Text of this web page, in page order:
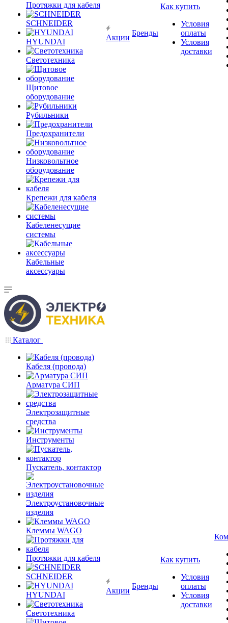
Протяжки для кабеля
SCHNEIDER
HYUNDAI
Светотехника
Щитовое
оборудование
Рубильники
Предохранители
Низковольтное
оборудование
Крепежи для кабеля
Кабеленесущие
системы
Кабельные
аксессуары
Акции
Бренды
Как купить
Условия
оплаты
Условия
доставки
Каталог
Кабеля (провода)
Арматура СИП
Электрозащитные
средства
Инструменты
Пускатель, контактор
Электроустановочные
изделия
Клеммы WAGO
Протяжки для кабеля
SCHNEIDER
HYUNDAI
Светотехника
Акции
Бренды
Как купить
Условия
оплаты
Условия
доставки